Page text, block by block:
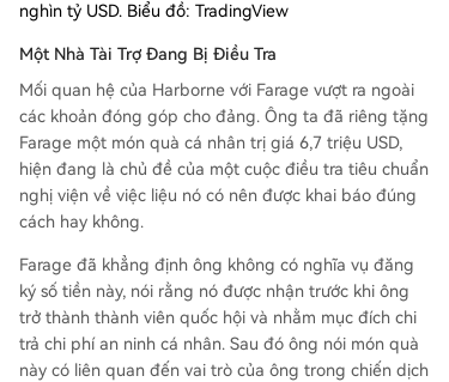
nghìn tỷ USD. Biểu đồ: TradingView
Một Nhà Tài Trợ Đang Bị Điều Tra
Mối quan hệ của Harborne với Farage vượt ra ngoài
các khoản đóng góp cho đảng. Ông ta đã riêng tặng
Farage một món quà cá nhân trị giá 6,7 triệu USD,
hiện đang là chủ đề của một cuộc điều tra tiêu chuẩn
nghị viện về việc liệu nó có nên được khai báo đúng
cách hay không.
Farage đã khẳng định ông không có nghĩa vụ đăng
ký số tiền này, nói rằng nó được nhận trước khi ông
trở thành thành viên quốc hội và nhằm mục đích chi
trả chi phí an ninh cá nhân. Sau đó ông nói món quà
này có liên quan đến vai trò của ông trong chiến dịch